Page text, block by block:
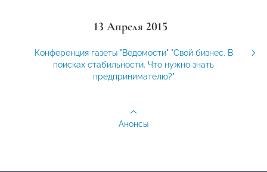
13 Апреля 2015
Конференция газеты "Ведомости" "Свой бизнес. В
поисках стабильности. Что нужно знать
предпринимателю?"
Анонсы